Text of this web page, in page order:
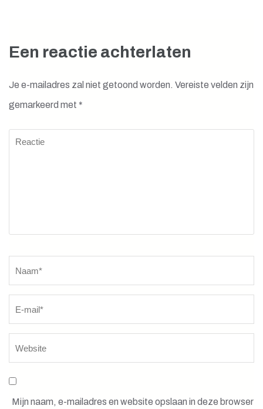
Een reactie achterlaten
Je e-mailadres zal niet getoond worden. Vereiste velden zijn
gemarkeerd met *
Reactie
Mijn naam, e-mailadres en website opslaan in deze browser